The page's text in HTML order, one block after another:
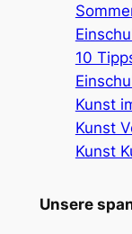
10
Kunst
Kunst
Kunst
Unsere